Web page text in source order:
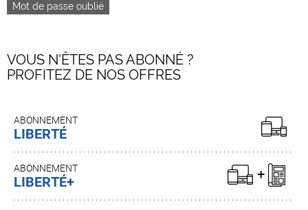
Mot de passe oublié
VOUS N'ÊTES PAS ABONNÉ ?
PROFITEZ DE NOS OFFRES
ABONNEMENT
LIBERTÉ
ABONNEMENT
LIBERTÉ+